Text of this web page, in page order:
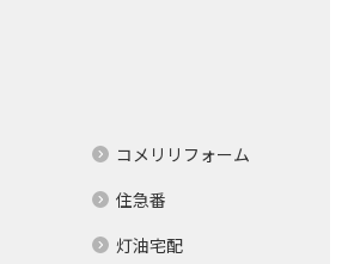
コメリリフォーム
住急番
灯油宅配